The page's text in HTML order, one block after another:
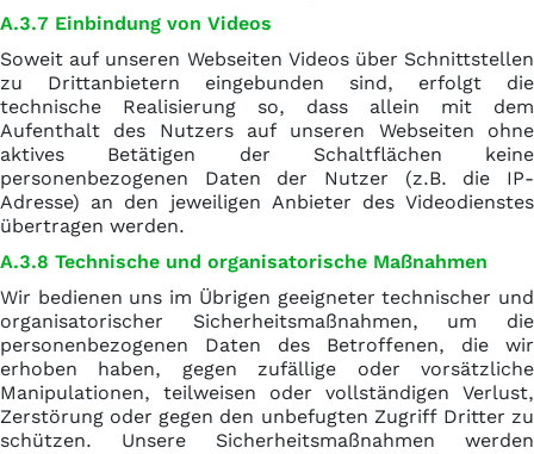
A.3.7 Einbindung von Videos
Soweit auf unseren Webseiten Videos über Schnittstellen
zu Drittanbietern eingebunden sind, erfolgt die
technische Realisierung so, dass allein mit dem
Aufenthalt des Nutzers auf unseren Webseiten ohne
aktives Betätigen der Schaltflächen keine
personenbezogenen Daten der Nutzer (z.B. die IP-
Adresse) an den jeweiligen Anbieter des Videodienstes
übertragen werden.
A.3.8 Technische und organisatorische Maßnahmen
Wir bedienen uns im Übrigen geeigneter technischer und
organisatorischer Sicherheitsmaßnahmen, um die
personenbezogenen Daten des Betroffenen, die wir
erhoben haben, gegen zufällige oder vorsätzliche
Manipulationen, teilweisen oder vollständigen Verlust,
Zerstörung oder gegen den unbefugten Zugriff Dritter zu
schützen. Unsere Sicherheitsmaßnahmen werden